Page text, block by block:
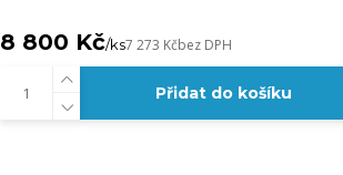
8 800 Kč/ks7 273 Kčbez DPH
Přidat do košíku